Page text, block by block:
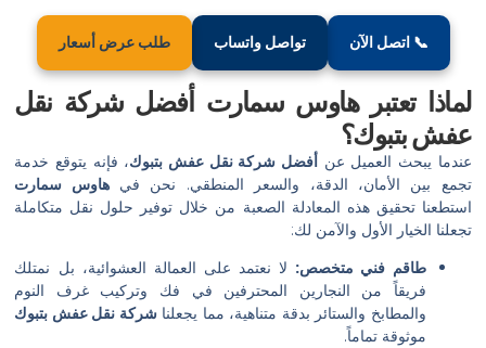
📞 اتصل الآن تواصل واتساب طلب عرض أسعار
لماذا تعتبر هاوس سمارت أفضل شركة نقل
عفش بتبوك؟
عندما يبحث العميل عنأفضل شركة نقل عفش بتبوك، فإنه يتوقع خدمة
تجمع بين الأمان، الدقة، والسعر المنطقي. نحن فيهاوس سمارت
استطعنا تحقيق هذه المعادلة الصعبة من خلال توفير حلول نقل متكاملة
تجعلنا الخيار الأول والآمن لك:
طاقم فني متخصص: لا نعتمد على العمالة العشوائية، بل نمتلك
فريقاً من النجارين المحترفين في فك وتركيب غرف النوم
والمطابخ والستائر بدقة متناهية، مما يجعلناشركة نقل عفش بتبوك
موثوقة تماماً.